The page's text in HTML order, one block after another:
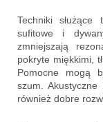
Techniki służące
sufitowe i
zmniejszają
pokryte miękkimi,
Pomocne mogą
szum.
również dobre